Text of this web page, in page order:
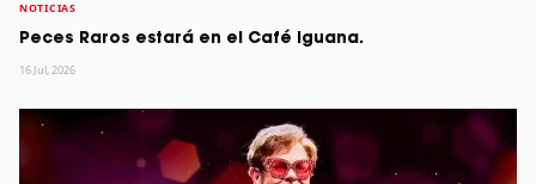
NOTICIAS
Peces Raros estará en el Café Iguana.
16 Jul, 2026